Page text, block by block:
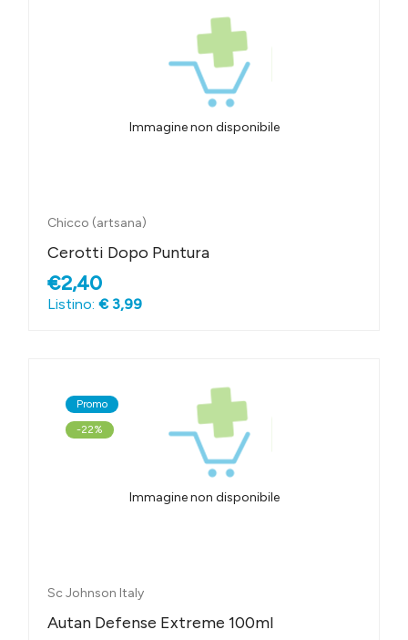
Immagine non disponibile
Chicco (artsana)
Cerotti Dopo Puntura
€2,40
Listino: € 3,99
Immagine non disponibile
Promo
-22%
Sc Johnson Italy
Autan Defense Extreme 100ml